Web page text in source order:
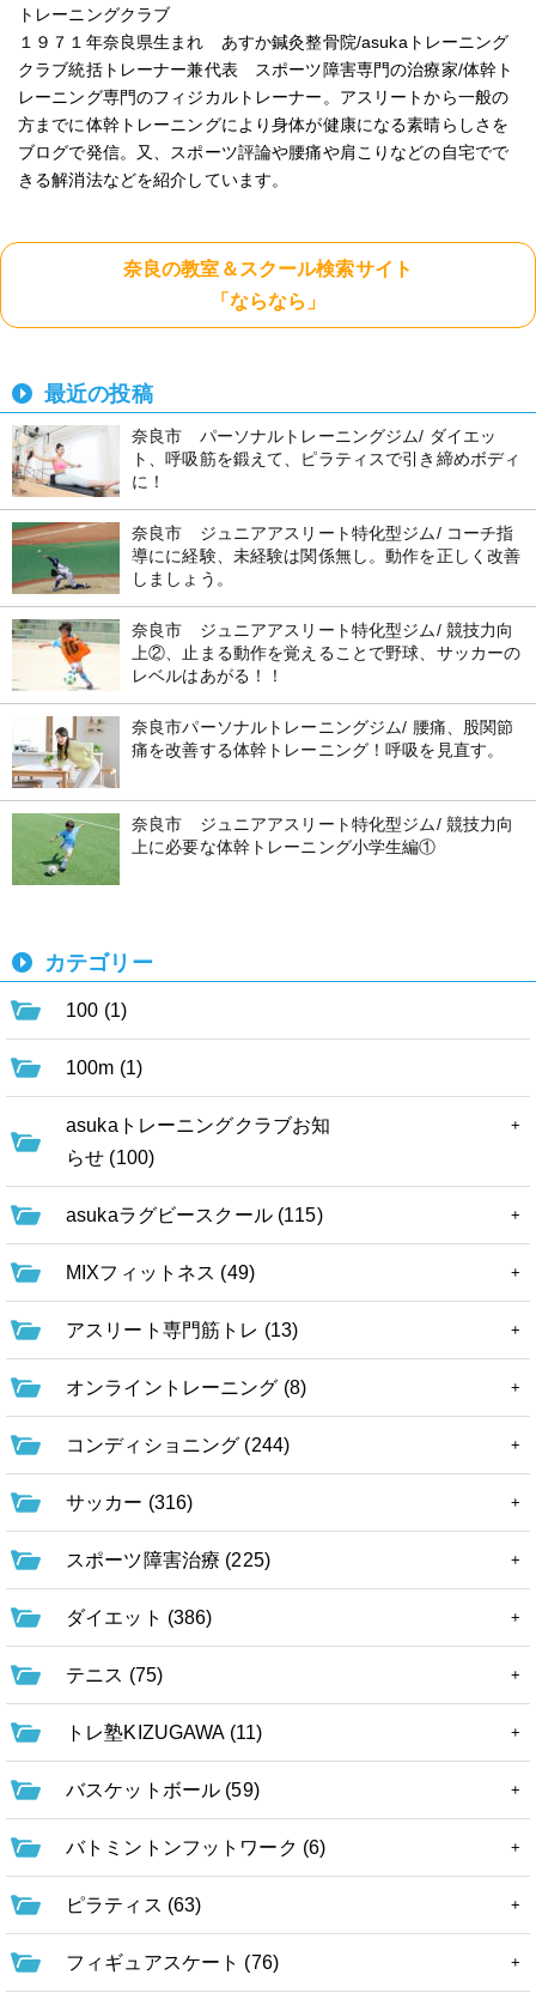
トレーニングクラブ
１９７１年奈良県生まれ あすか鍼灸整骨院/asukaトレーニング
クラブ統括トレーナー兼代表 スポーツ障害専門の治療家/体幹ト
レーニング専門のフィジカルトレーナー。アスリートから一般の
方までに体幹トレーニングにより身体が健康になる素晴らしさを
ブログで発信。又、スポーツ評論や腰痛や肩こりなどの自宅でで
きる解消法などを紹介しています。
奈良の教室＆スクール検索サイト
「ならなら」
最近の投稿
奈良市 パーソナルトレーニングジム/ ダイエッ
ト、呼吸筋を鍛えて、ピラティスで引き締めボディ
に！
奈良市 ジュニアアスリート特化型ジム/ コーチ指
導にに経験、未経験は関係無し。動作を正しく改善
しましょう。
奈良市 ジュニアアスリート特化型ジム/ 競技力向
上②、止まる動作を覚えることで野球、サッカーの
レベルはあがる！！
奈良市パーソナルトレーニングジム/ 腰痛、股関節
痛を改善する体幹トレーニング！呼吸を見直す。
奈良市 ジュニアアスリート特化型ジム/ 競技力向
上に必要な体幹トレーニング小学生編①
カテゴリー
100 (1)
100m (1)
asukaトレーニングクラブお知
らせ (100)
asukaラグビースクール (115)
MIXフィットネス (49)
アスリート専門筋トレ (13)
オンライントレーニング (8)
コンディショニング (244)
サッカー (316)
スポーツ障害治療 (225)
ダイエット (386)
テニス (75)
トレ塾KIZUGAWA (11)
バスケットボール (59)
バトミントンフットワーク (6)
ピラティス (63)
フィギュアスケート (76)